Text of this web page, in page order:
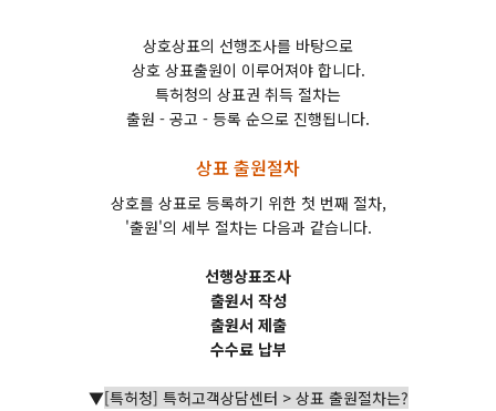
상호상표의 선행조사를 바탕으로
상호 상표출원이 이루어져야 합니다.
특허청의 상표권 취득 절차는
출원 - 공고 - 등록 순으로 진행됩니다.
상표 출원절차
상호를 상표로 등록하기 위한 첫 번째 절차,
'출원'의 세부 절차는 다음과 같습니다.
선행상표조사
출원서 작성
출원서 제출
수수료 납부
▼[특허청] 특허고객상담센터 > 상표 출원절차는?